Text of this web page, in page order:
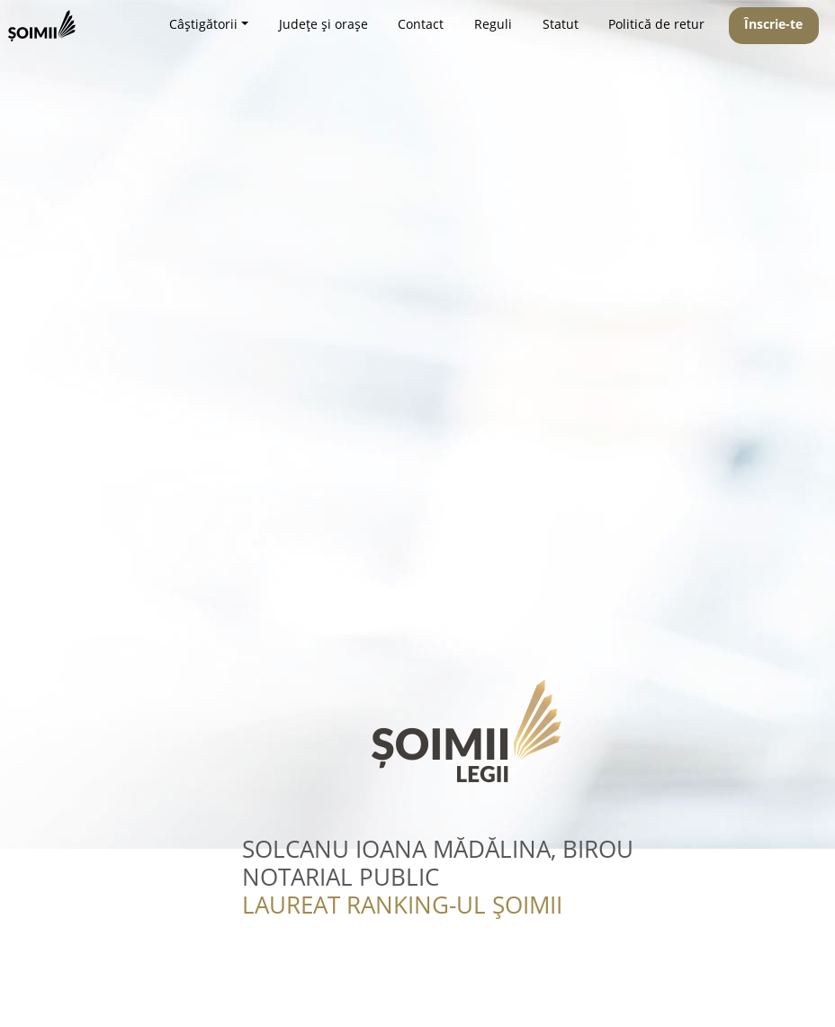
Câștigătorii Județe și orașe Contact Reguli Statut Politică de retur Înscrie-te
SOLCANU IOANA MĂDĂLINA, BIROU
NOTARIAL PUBLIC
LAUREAT RANKING-UL ȘOIMII